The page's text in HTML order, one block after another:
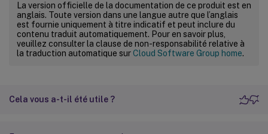
La version officielle de la documentation de ce produit est en
anglais. Toute version dans une langue autre que l’anglais
est fournie uniquement à titre indicatif et peut inclure du
contenu traduit automatiquement. Pour en savoir plus,
veuillez consulter la clause de non-responsabilité relative à
la traduction automatique surCloud Software Group home.
Cela vous a-t-il été utile ?